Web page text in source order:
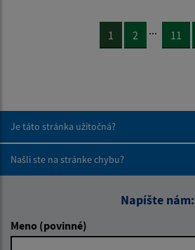
1 2 ... 11
Je táto stránka užitočná?
Našli ste na stránke chybu?
Napíšte nám:
Meno (povinné)